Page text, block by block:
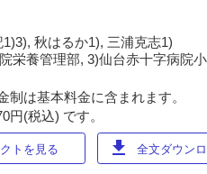
秋はるか1), 三浦克志1)
栄養管理部, 3)仙台赤十字病院
は基本料金に含まれます。
(税込) です。
トを見る download 全文ダウン